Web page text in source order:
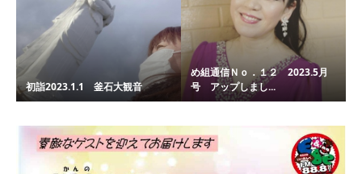
初詣2023.1.1 釜石大観音
め組通信Ｎｏ．１２ 2023.5月
号 アップしまし...